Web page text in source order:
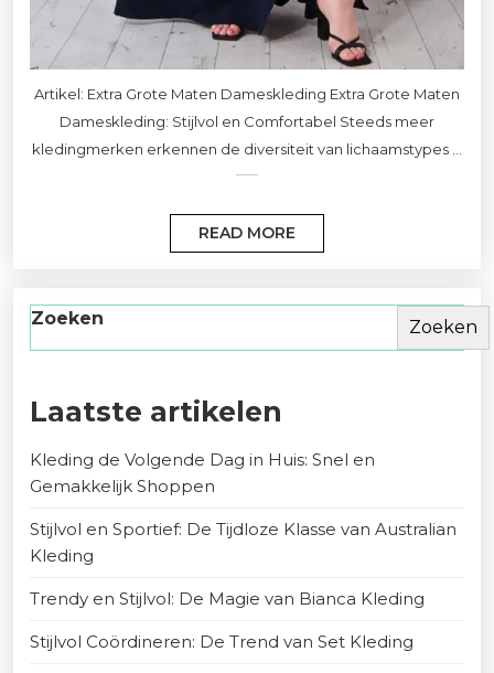
Artikel: Extra Grote Maten Dameskleding Extra Grote Maten
Dameskleding: Stijlvol en Comfortabel Steeds meer
kledingmerken erkennen de diversiteit van lichaamstypes ...
READ MORE
Zoeken Zoeken
Laatste artikelen
Kleding de Volgende Dag in Huis: Snel en
Gemakkelijk Shoppen
Stijlvol en Sportief: De Tijdloze Klasse van Australian
Kleding
Trendy en Stijlvol: De Magie van Bianca Kleding
Stijlvol Coördineren: De Trend van Set Kleding